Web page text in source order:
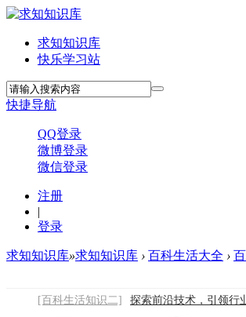
求知知识库
快乐学习站
快捷导航
QQ登录
微博登录
微信登录
注册
|
登录
求知知识库»求知知识库 › 百科生活大全 ›
[百科生活知识二]
探索前沿技术，引领行业发